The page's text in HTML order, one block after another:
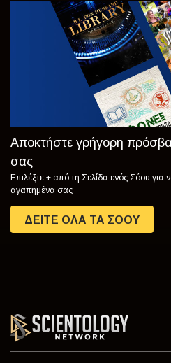
ΠΑΡΑΚΟΛΟΥΘΗΣΤΕ
Αποκτήστε γρήγορη
σας
Επιλέξτε + από τη Σελίδα ενός Σόου για
αγαπημένα σας
ΔΕΙΤΕ ΟΛΑ ΤΑ ΣΟΟΥ